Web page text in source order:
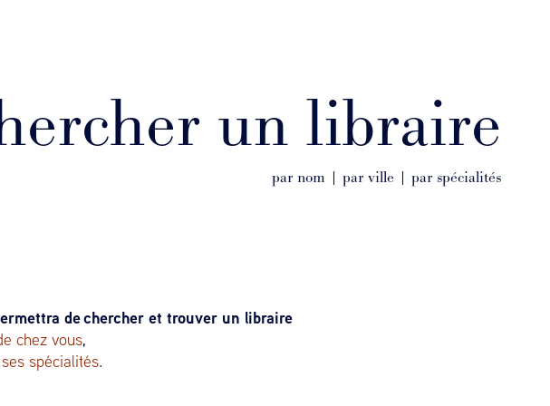
un libraire
par nom | par ville | par spécialités
de chercher et trouver un libraire
chez vous,
spécialités.